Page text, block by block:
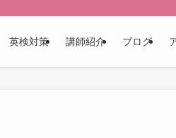
英検対策 講師紹介 ブログ